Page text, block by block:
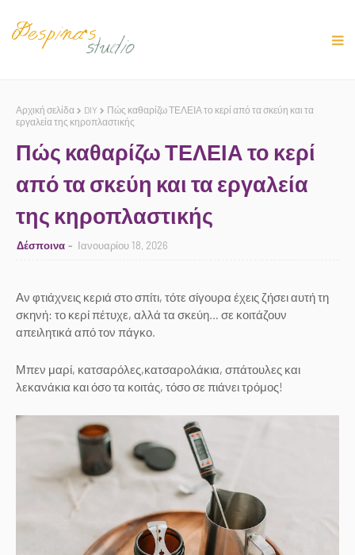
Αρχική σελίδα DIY
Πώς καθαρίζω ΤΕΛΕΙΑ το κερί από τα σκεύη και τα
εργαλεία της κηροπλαστικής
Πώς καθαρίζω ΤΕΛΕΙΑ το κερί
από τα σκεύη και τα εργαλεία
της κηροπλαστικής
Δέσποινα Ιανουαρίου 18, 2026
Αν φτιάχνεις κεριά στο σπίτι, τότε σίγουρα έχεις ζήσει αυτή τη
σκηνή: το κερί πέτυχε, αλλά τα σκεύη… σε κοιτάζουν
απειλητικά από τον πάγκο.
Μπεν μαρί, κατσαρόλες,κατσαρολάκια, σπάτουλες και
λεκανάκια και όσο τα κοιτάς, τόσο σε πιάνει τρόμος!